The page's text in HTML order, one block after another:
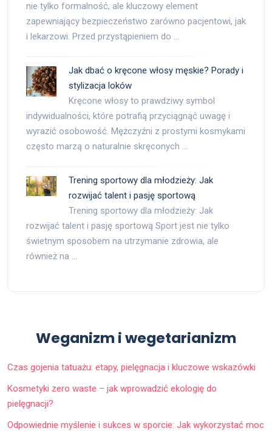
nie tylko formalność, ale kluczowy element
zapewniający bezpieczeństwo zarówno pacjentowi, jak
i lekarzowi. Przed przystąpieniem do …
Jak dbać o kręcone włosy męskie? Porady i
stylizacja loków
Kręcone włosy to prawdziwy symbol
indywidualności, które potrafią przyciągnąć uwagę i
wyrazić osobowość. Mężczyźni z prostymi kosmykami
często marzą o naturalnie skręconych …
Trening sportowy dla młodzieży: Jak
rozwijać talent i pasję sportową
Trening sportowy dla młodzieży: Jak
rozwijać talent i pasję sportową Sport jest nie tylko
świetnym sposobem na utrzymanie zdrowia, ale
również na …
Weganizm i wegetarianizm
Czas gojenia tatuażu: etapy, pielęgnacja i kluczowe wskazówki
Kosmetyki zero waste – jak wprowadzić ekologię do
pielęgnacji?
Odpowiednie myślenie i sukces w sporcie: Jak wykorzystać moc